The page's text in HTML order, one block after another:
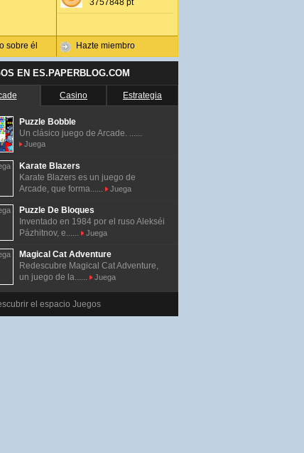
sobre él
3757848 pt
Hazte miembro
EN ES.PAPERBLOG.COM
Casino Estrategia
Puzzle Bobble
Un clásico juego de Arcade. ......
Juega
Karate Blazers
Karate Blazers es un juego de
Arcade, que forma......
Juega
Puzzle De Bloques
Inventado en 1984 por el ruso Alekséi
Pázhitnov, e......
Juega
Magical Cat Adventure
Redescubre Magical Cat Adventure,
un juego de la......
Juega
el espacio Juegos